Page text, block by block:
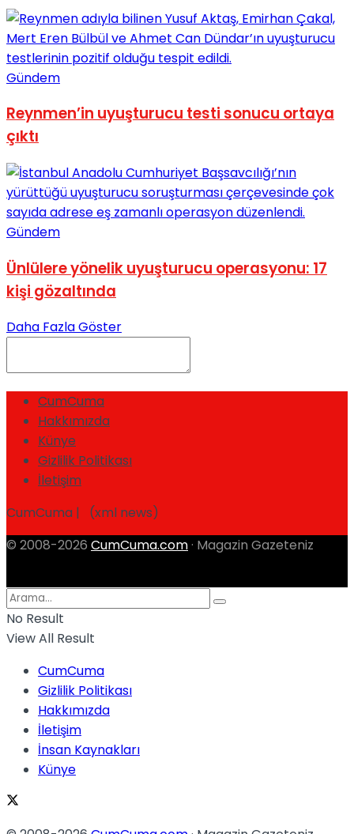
Gündem
Reynmen’in uyuşturucu testi sonucu ortaya
çıktı
Gündem
Ünlülere yönelik uyuşturucu operasyonu: 17
kişi gözaltında
Daha Fazla Göster
CumCuma
Hakkımızda
Künye
Gizlilik Politikası
İletişim
CumCuma | (xml news)
© 2008-2026 CumCuma.com · Magazin Gazeteniz
No Result
View All Result
CumCuma
Gizlilik Politikası
Hakkımızda
İletişim
İnsan Kaynakları
Künye